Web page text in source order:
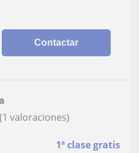
Contactar
1ª clase gratis
(1 valoraciones)